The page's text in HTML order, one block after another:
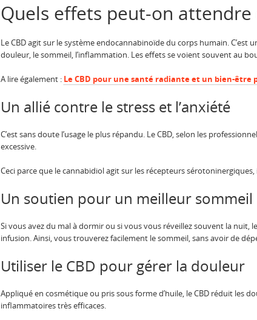
Quels effets peut-on attendre
Le CBD agit sur le système endocannabinoïde du corps humain.
douleur, le sommeil, l’inflammation. Les effets se voient souvent au
A lire également : Le CBD pour une santé radiante et un bien-être
Un allié contre le stress et l’anxiété
C’est sans doute l’usage le plus répandu. Le CBD, selon les
excessive.
Ceci parce que le cannabidiol agit sur les récepteurs
Un soutien pour un meilleur sommeil
Si vous avez du mal à dormir ou si vous vous réveillez souvent la
infusion. Ainsi, vous trouverez facilement le sommeil, sans avoir de
Utiliser le CBD pour gérer la douleur
Appliqué en cosmétique ou pris sous forme d’huile, le CBD réduit les
inflammatoires très efficaces.